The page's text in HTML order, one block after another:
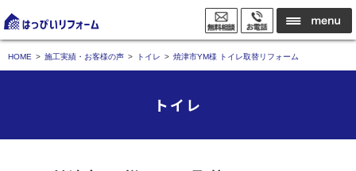
HOME 施工実績・お客様の声 トイレ 焼津市YM様 トイレ取替リフォーム
トイレ